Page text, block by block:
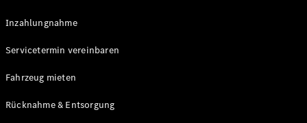
Inzahlungnahme
Servicetermin vereinbaren
Fahrzeug mieten
Rücknahme & Entsorgung